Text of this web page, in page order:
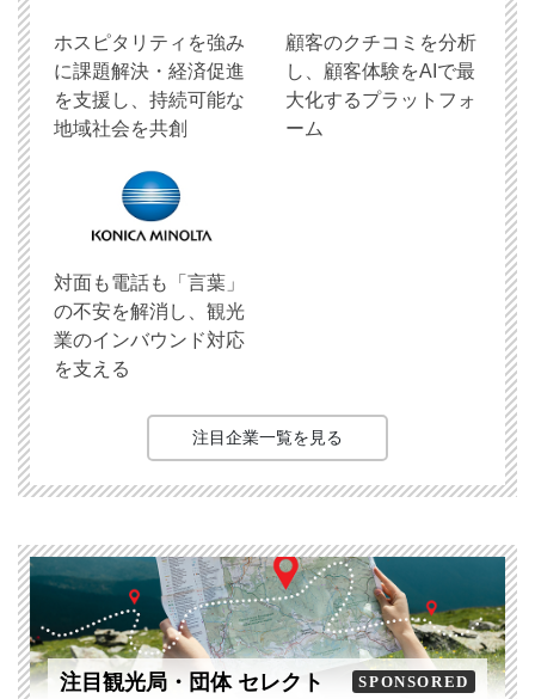
ホスピタリティを強み
に課題解決・経済促進
を支援し、持続可能な
地域社会を共創
顧客のクチコミを分析
し、顧客体験をAIで最
大化するプラットフォ
ーム
対面も電話も「言葉」
の不安を解消し、観光
業のインバウンド対応
を支える
注目企業一覧を見る
注目観光局・団体 セレクト SPONSORED